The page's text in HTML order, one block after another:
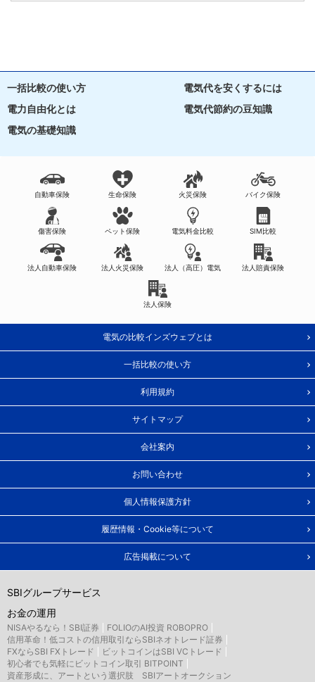
一括比較の使い方
電気代を安くするには
電力自由化とは
電気代節約の豆知識
電気の基礎知識
自動車保険 生命保険 火災保険 バイク保険
傷害保険 ペット保険 電気料金比較 SIM比較
法人自動車保険 法人火災保険 法人（高圧）電気 法人賠責保険
法人保険
電気の比較インズウェブとは
一括比較の使い方
利用規約
サイトマップ
会社案内
お問い合わせ
個人情報保護方針
履歴情報・Cookie等について
広告掲載について
SBIグループサービス
お金の運用
NISAやるなら！SBI証券
FOLIOのAI投資 ROBOPRO
信用革命！低コストの信用取引ならSBIネオトレード証券
FXならSBI FXトレード
ビットコインはSBI VCトレード
初心者でも気軽にビットコイン取引 BITPOINT
資産形成に、アートという選択肢 SBIアートオークション